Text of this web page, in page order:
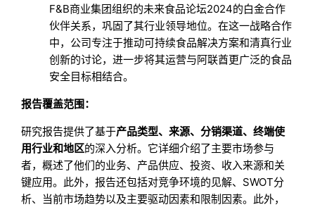
F&B商业集团组织的未来食品论坛2024的白金合作
伙伴关系，巩固了其行业领导地位。在这一战略合作
中，公司专注于推动可持续食品解决方案和清真行业
创新的讨论，进一步将其运营与阿联酋更广泛的食品
安全目标相结合。
报告覆盖范围：
研究报告提供了基于产品类型、来源、分销渠道、终端使
用行业和地区的深入分析。它详细介绍了主要市场参与
者，概述了他们的业务、产品供应、投资、收入来源和关
键应用。此外，报告还包括对竞争环境的见解、SWOT分
析、当前市场趋势以及主要驱动因素和限制因素。此外，